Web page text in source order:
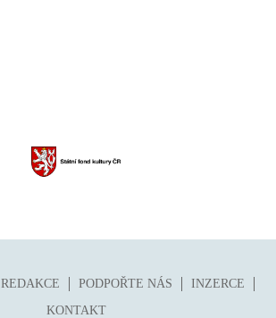
REDAKCE PODPOŘTE NÁS
INZERCE
KONTAKT